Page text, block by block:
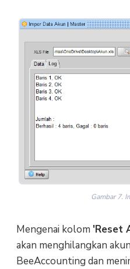
Gambar 7.
Mengenai kolom 'Reset
akan menghilangkan
BeeAccounting dan